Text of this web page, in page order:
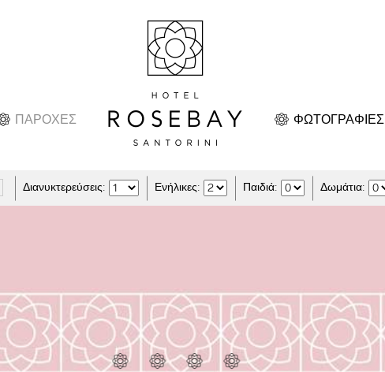
ΠΑΡΟΧΕΣ ΦΩΤΟΓΡΑΦΙΕΣ
Διανυκτερεύσεις: Ενήλικες: Παιδιά: Δωμάτια: